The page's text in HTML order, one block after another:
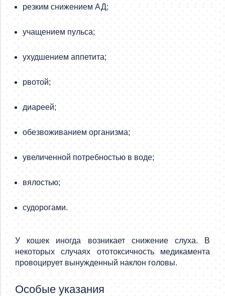
резким снижением АД;
учащением пульса;
ухудшением аппетита;
рвотой;
диареей;
обезвоживанием организма;
увеличенной потребностью в воде;
вялостью;
судорогами.
У кошек иногда возникает снижение слуха. В
некоторых случаях ототоксичность медикамента
провоцирует вынужденный наклон головы.
Особые указания